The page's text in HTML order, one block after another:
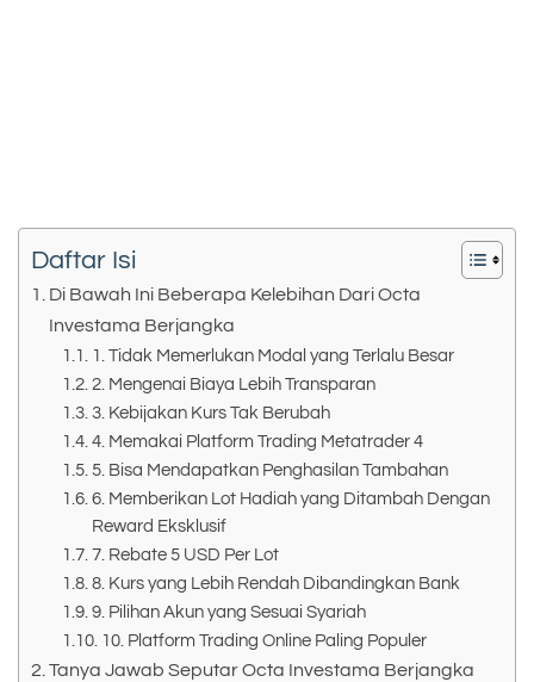
Daftar Isi
Di Bawah Ini Beberapa Kelebihan Dari Octa
Investama Berjangka
1. Tidak Memerlukan Modal yang Terlalu Besar
2. Mengenai Biaya Lebih Transparan
3. Kebijakan Kurs Tak Berubah
4. Memakai Platform Trading Metatrader 4
5. Bisa Mendapatkan Penghasilan Tambahan
6. Memberikan Lot Hadiah yang Ditambah Dengan
Reward Eksklusif
7. Rebate 5 USD Per Lot
8. Kurs yang Lebih Rendah Dibandingkan Bank
9. Pilihan Akun yang Sesuai Syariah
10. Platform Trading Online Paling Populer
Tanya Jawab Seputar Octa Investama Berjangka